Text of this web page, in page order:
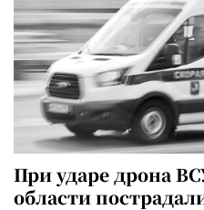
При ударе дрона
области